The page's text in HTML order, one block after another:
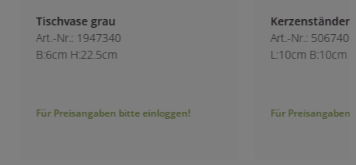
Tischvase grau
Art.-Nr.: 1947340
B:6cm H:22.5cm
Für Preisangaben bitte einloggen!
Kerzenständer
Art.-Nr.: 5067400
L:10cm B:10cm
Für Preisangaben